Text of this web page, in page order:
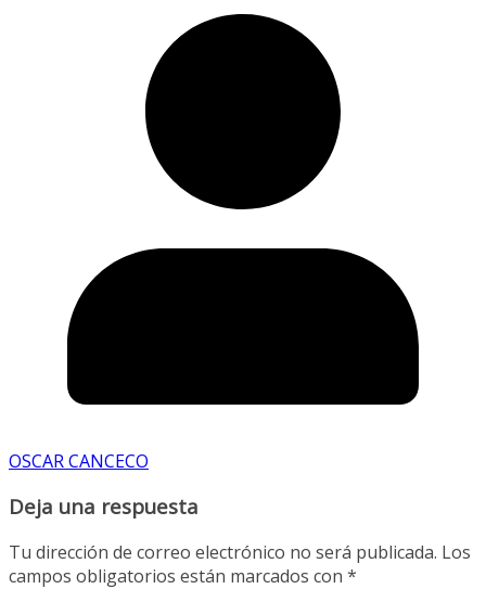
OSCAR CANCECO
Deja una respuesta
Tu dirección de correo electrónico no será publicada. Los
campos obligatorios están marcados con *